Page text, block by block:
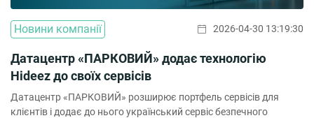
Новини компанії 2026-04-30 13:19:30
Датацентр «ПАРКОВИЙ» додає технологію
Hideez до своїх сервісів
Датацентр «ПАРКОВИЙ» розширює портфель сервісів для
клієнтів і додає до нього український сервіс безпечного